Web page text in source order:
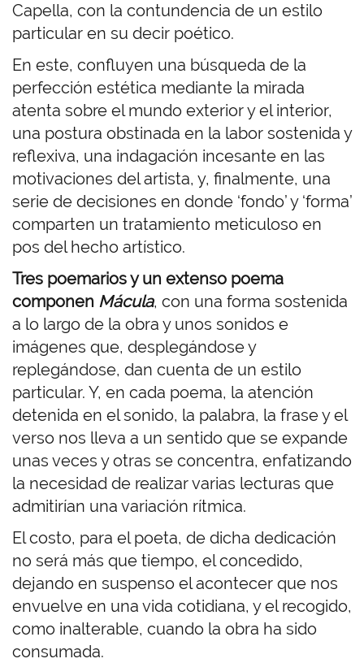
Capella, con la contundencia de un estilo
particular en su decir poético.
En este, confluyen una búsqueda de la
perfección estética mediante la mirada
atenta sobre el mundo exterior y el interior,
una postura obstinada en la labor sostenida y
reflexiva, una indagación incesante en las
motivaciones del artista, y, finalmente, una
serie de decisiones en donde ‘fondo’ y ‘forma’
comparten un tratamiento meticuloso en
pos del hecho artístico.
Tres poemarios y un extenso poema
componen Mácula, con una forma sostenida
a lo largo de la obra y unos sonidos e
imágenes que, desplegándose y
replegándose, dan cuenta de un estilo
particular. Y, en cada poema, la atención
detenida en el sonido, la palabra, la frase y el
verso nos lleva a un sentido que se expande
unas veces y otras se concentra, enfatizando
la necesidad de realizar varias lecturas que
admitirían una variación rítmica.
El costo, para el poeta, de dicha dedicación
no será más que tiempo, el concedido,
dejando en suspenso el acontecer que nos
envuelve en una vida cotidiana, y el recogido,
como inalterable, cuando la obra ha sido
consumada.